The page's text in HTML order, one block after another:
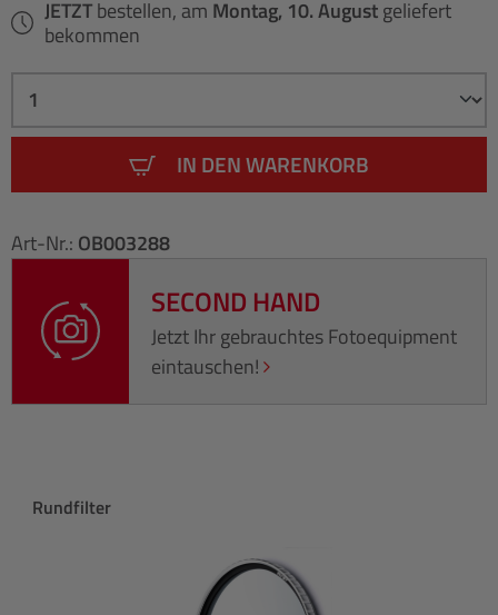
JETZTbestellen, am Montag, 10. Augustgeliefert
bekommen
IN DEN WARENKORB
Art-Nr.: OB003288
SECOND HAND
Jetzt Ihr gebrauchtes Fotoequipment
eintauschen!
Produktgalerie überspringen
Rundfilter